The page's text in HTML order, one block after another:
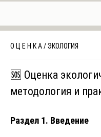
О Ц Е Н К А/ЭКОЛОГИЯ
🆘 Оценка
методология и
Раздел 1. Введение